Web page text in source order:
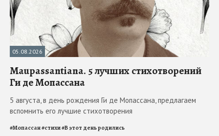
05.08.2026
Maupassantiana. 5 лучших стихотворений
Ги де Мопассана
5 августа, в день рождения Ги де Мопассана, предлагаем
вспомнить его лучшие стихотворения
#Мопассан#стихи#В этот день родились